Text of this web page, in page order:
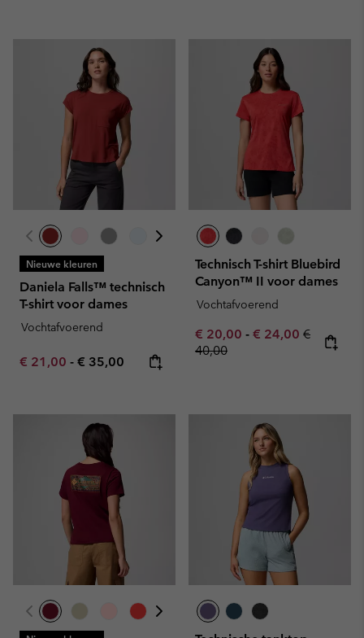
Nieuwe kleuren
Daniela Falls™ technisch
T-shirt voor dames
Vochtafvoerend
Minimum sale price:
€ 21,00 - Maximum price:
€ 35,00
Technisch T-shirt Bluebird
Canyon™ II voor dames
Vochtafvoerend
Minimum sale price:
€ 20,00 - Maximum sale
€ 24,00 Regular
€
40,00